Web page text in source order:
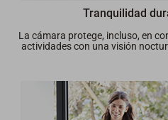
Tranquilidad
La cámara protege, incluso, en
actividades con una visión